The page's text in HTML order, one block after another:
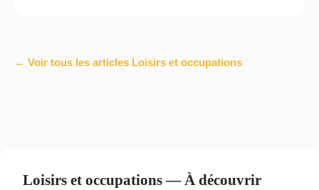
← Voir tous les articles Loisirs et occupations
Loisirs et occupations — À découvrir